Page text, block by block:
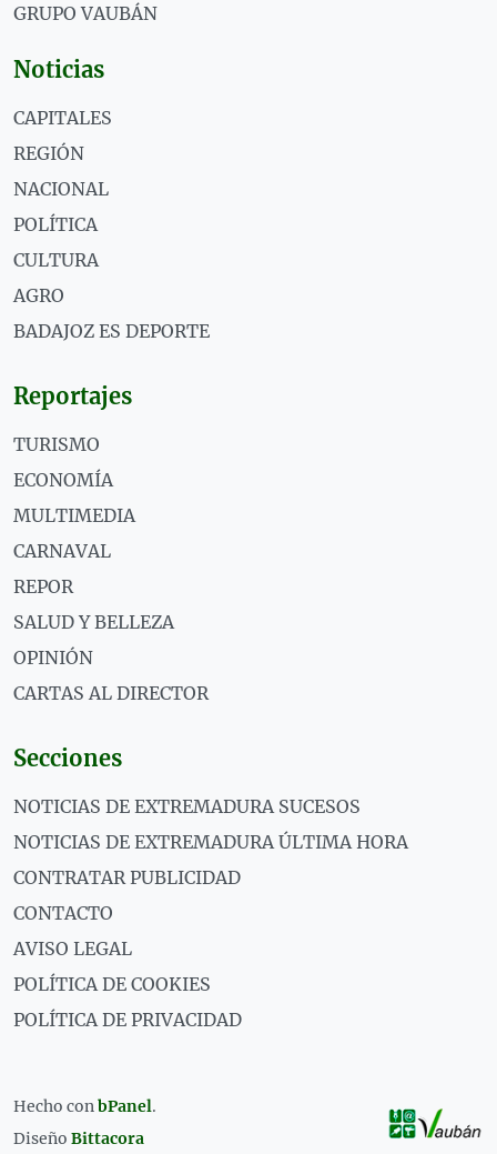
GRUPO VAUBÁN
Noticias
CAPITALES
REGIÓN
NACIONAL
POLÍTICA
CULTURA
AGRO
BADAJOZ ES DEPORTE
Reportajes
TURISMO
ECONOMÍA
MULTIMEDIA
CARNAVAL
REPOR
SALUD Y BELLEZA
OPINIÓN
CARTAS AL DIRECTOR
Secciones
NOTICIAS DE EXTREMADURA SUCESOS
NOTICIAS DE EXTREMADURA ÚLTIMA HORA
CONTRATAR PUBLICIDAD
CONTACTO
AVISO LEGAL
POLÍTICA DE COOKIES
POLÍTICA DE PRIVACIDAD
Hecho conbPanel.
Diseño Bittacora